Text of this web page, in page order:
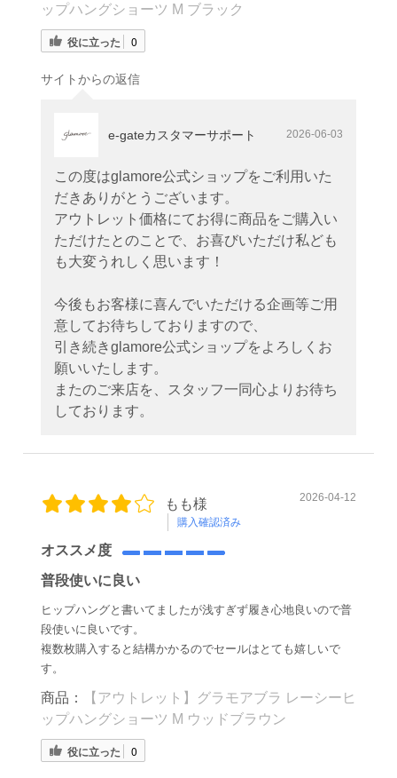
ップハングショーツ M ブラック
役に立った 0
サイトからの返信
e-gateカスタマーサポート 2026-06-03
この度はglamore公式ショップをご利用いた
だきありがとうございます。
アウトレット価格にてお得に商品をご購入い
ただけたとのことで、お喜びいただけ私ども
も大変うれしく思います！
今後もお客様に喜んでいただける企画等ご用
意してお待ちしておりますので、
引き続きglamore公式ショップをよろしくお
願いいたします。
またのご来店を、スタッフ一同心よりお待ち
しております。
もも様
購入確認済み
2026-04-12
オススメ度
普段使いに良い
ヒップハングと書いてましたが浅すぎず履き心地良いので普
段使いに良いです。
複数枚購入すると結構かかるのでセールはとても嬉しいで
す。
商品：
【アウトレット】グラモアブラ レーシーヒ
ップハングショーツ M ウッドブラウン
役に立った 0